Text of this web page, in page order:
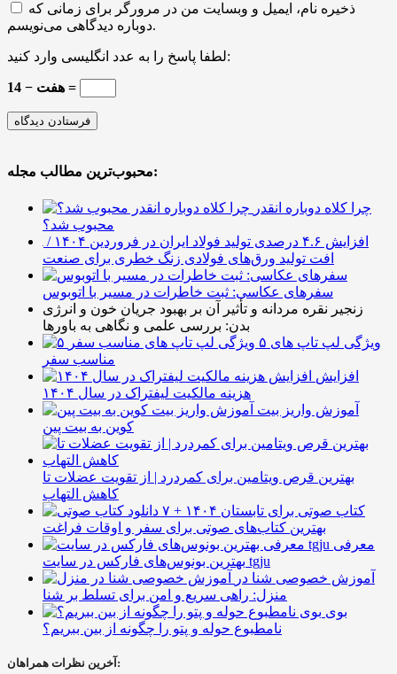
ذخیره نام، ایمیل و وبسایت من در مرورگر برای زمانی که
دوباره دیدگاهی می‌نویسم.
لطفا پاسخ را به عدد انگلیسی وارد کنید:
14 − هفت =
محبوب‌ترین مطالب مجله:
چرا کلاه دوباره انقدر
محبوب شد؟
افزایش ۴.۶ درصدی تولید فولاد ایران در فروردین ۱۴۰۴ /
افت تولید ورق‌های فولادی زنگ خطری برای صنعت
سفرهای عکاسی: ثبت خاطرات در مسیر با اتوبوس
زنجیر نقره مردانه و تأثیر آن بر بهبود جریان خون و انرژی
بدن: بررسی علمی و نگاهی به باورها
۵ ویژگی لپ تاپ های
مناسب سفر
افزایش
هزینه مالکیت لیفتراک در سال ۱۴۰۴
آموزش واریز بیت
کوین به بیت پین
بهترین قرص ویتامین برای کمردرد | از تقویت عضلات تا
کاهش التهاب
۷ کتاب صوتی برای تابستان ۱۴۰۴ +
بهترین کتاب‌های صوتی برای سفر و اوقات فراغت
معرفی
بهترین بونوس‌های فارکس در سایت tgju
آموزش خصوصی شنا در
منزل: راهی سریع و امن برای تسلط بر شنا
بوی
نامطبوع حوله و پتو را چگونه از بین ببریم؟
آخرین نظرات همراهان: